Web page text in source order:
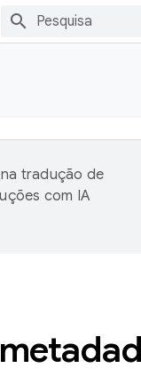
tradução de
com IA